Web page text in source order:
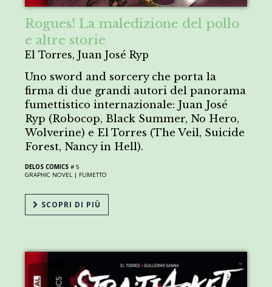
Rogues! La maledizione del pollo
e altre storie
El Torres, Juan José Ryp
Uno sword and sorcery che porta la
firma di due grandi autori del panorama
fumettistico internazionale: Juan José
Ryp (Robocop, Black Summer, No Hero,
Wolverine) e El Torres (The Veil, Suicide
Forest, Nancy in Hell).
DELOS COMICS # 5
GRAPHIC NOVEL | FUMETTO
SCOPRI DI PIÙ